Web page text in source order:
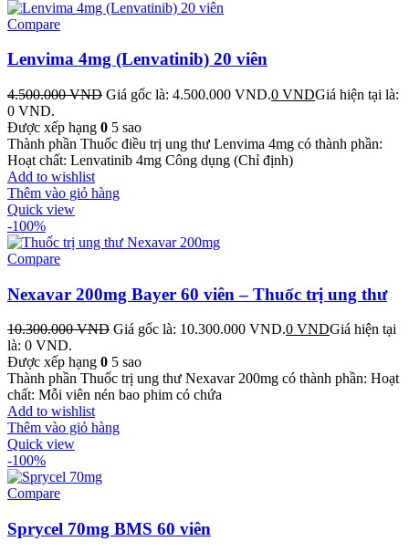
Compare
Lenvima 4mg (Lenvatinib) 20 viên
4.500.000VND Giá gốc là: 4.500.000 VND.0 VNDGiá hiện tại là:
0 VND.
Được xếp hạng 0 5 sao
Thành phần Thuốc điều trị ung thư Lenvima 4mg có thành phần:
Hoạt chất: Lenvatinib 4mg Công dụng (Chỉ định)
Add to wishlist
Thêm vào giỏ hàng
Quick view
-100%
Compare
Nexavar 200mg Bayer 60 viên – Thuốc trị ung thư
10.300.000VND Giá gốc là: 10.300.000 VND.0 VNDGiá hiện tại
là: 0 VND.
Được xếp hạng 0 5 sao
Thành phần Thuốc trị ung thư Nexavar 200mg có thành phần: Hoạt
chất: Mỗi viên nén bao phim có chứa
Add to wishlist
Thêm vào giỏ hàng
Quick view
-100%
Compare
Sprycel 70mg BMS 60 viên